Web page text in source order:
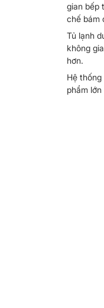
gian bếp
chế bám
Tủ lạnh
không
hơn.
Hệ
phẩm